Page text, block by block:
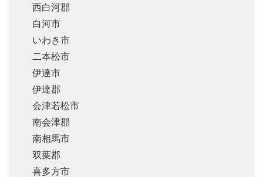
西白河郡
白河市
いわき市
二本松市
伊達市
伊達郡
会津若松市
南会津郡
南相馬市
双葉郡
喜多方市